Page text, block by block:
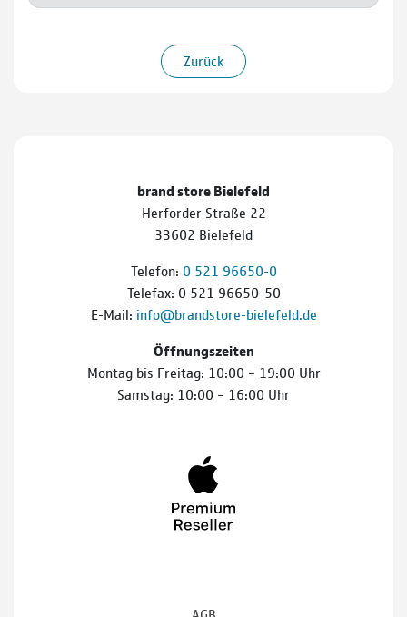
Zurück
brand store Bielefeld
Herforder Straße 22
33602 Bielefeld
Telefon: 0 521 96650-0
Telefax: 0 521 96650-50
E-Mail: info@brandstore-bielefeld.de
Öffnungszeiten
Montag bis Freitag: 10:00 – 19:00 Uhr
Samstag: 10:00 – 16:00 Uhr